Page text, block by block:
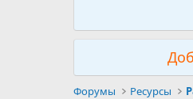
Форумы Ресурсы